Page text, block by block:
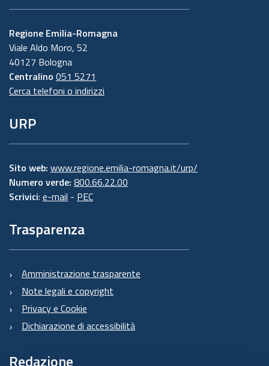
Regione Emilia-Romagna
Viale Aldo Moro, 52
40127 Bologna
Centralino 051 5271
Cerca telefoni o indirizzi
URP
Sito web: www.regione.emilia-romagna.it/urp/
Numero verde: 800.66.22.00
Scrivici: e-mail - PEC
Trasparenza
Amministrazione trasparente
Note legali e copyright
Privacy e Cookie
Dichiarazione di accessibilità
Redazione